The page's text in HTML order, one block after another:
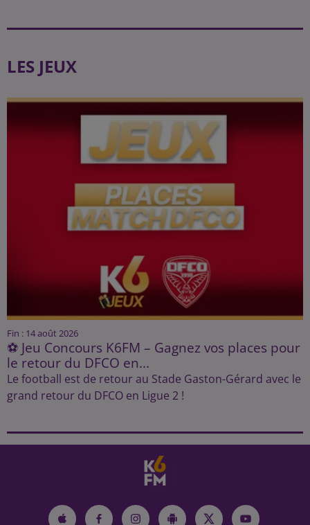
LES JEUX
Fin : 14 août 2026
⚽ Jeu Concours K6FM – Gagnez vos places pour
le retour du DFCO en...
Le football est de retour au Stade Gaston-Gérard avec le
grand retour du DFCO en Ligue 2 !